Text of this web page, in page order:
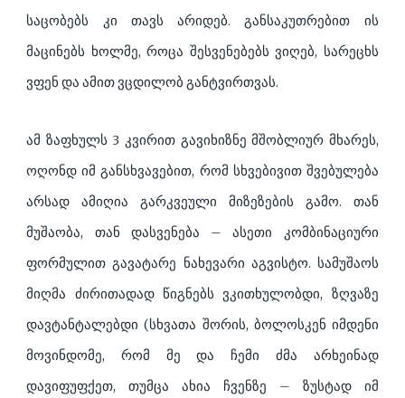
საცობებს კი თავს არიდებ. განსაკუთრებით ის
მაცინებს ხოლმე, როცა შესვენებებს ვიღებ, სარეცხს
ვფენ და ამით ვცდილობ განტვირთვას.
ამ ზაფხულს 3 კვირით გავიხიზნე მშობლიურ მხარეს,
ოღონდ იმ განსხვავებით, რომ სხვებივით შვებულება
არსად ამიღია გარკვეული მიზეზების გამო. თან
მუშაობა, თან დასვენება – ასეთი კომბინაციური
ფორმულით გავატარე ნახევარი აგვისტო. სამუშაოს
მიღმა ძირითადად წიგნებს ვკითხულობდი, ზღვაზე
დავტანტალებდი (სხვათა შორის, ბოლოსკენ იმდენი
მოვინდომე, რომ მე და ჩემი ძმა არხეინად
დავიფუფქეთ, თუმცა ახია ჩვენზე – ზუსტად იმ